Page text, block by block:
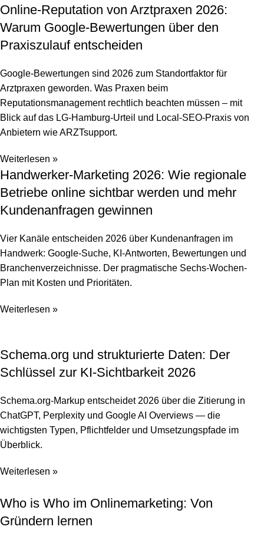
Online-Reputation von Arztpraxen 2026:
Warum Google-Bewertungen über den
Praxiszulauf entscheiden
Google-Bewertungen sind 2026 zum Standortfaktor für
Arztpraxen geworden. Was Praxen beim
Reputationsmanagement rechtlich beachten müssen – mit
Blick auf das LG-Hamburg-Urteil und Local-SEO-Praxis von
Anbietern wie ARZTsupport.
Weiterlesen »
Handwerker-Marketing 2026: Wie regionale
Betriebe online sichtbar werden und mehr
Kundenanfragen gewinnen
Vier Kanäle entscheiden 2026 über Kundenanfragen im
Handwerk: Google-Suche, KI-Antworten, Bewertungen und
Branchenverzeichnisse. Der pragmatische Sechs-Wochen-
Plan mit Kosten und Prioritäten.
Weiterlesen »
Schema.org und strukturierte Daten: Der
Schlüssel zur KI-Sichtbarkeit 2026
Schema.org-Markup entscheidet 2026 über die Zitierung in
ChatGPT, Perplexity und Google AI Overviews — die
wichtigsten Typen, Pflichtfelder und Umsetzungspfade im
Überblick.
Weiterlesen »
Who is Who im Onlinemarketing: Von
Gründern lernen